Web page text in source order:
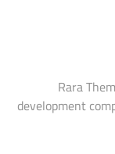
Rara
development